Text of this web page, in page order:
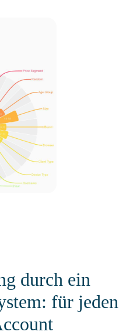
durch ein
für jeden